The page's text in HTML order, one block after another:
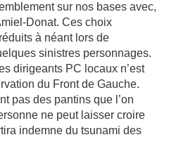
sur nos bases avec,
Donat. Ces choix
à néant lors de
sinistres personnages.
dirigeants PC locaux n’est
du Front de Gauche.
pas des pantins que l’on
ne peut laisser croire
indemne du tsunami des